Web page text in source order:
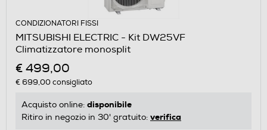
CONDIZIONATORI FISSI
MITSUBISHI ELECTRIC - Kit DW25VF
Climatizzatore monosplit
€ 499,00
€ 699,00consigliato
Acquisto online: disponibile
Ritiro in negozio in 30' gratuito: verifica